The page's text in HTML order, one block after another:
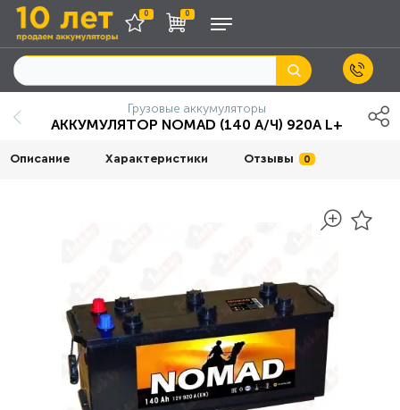
0 0
Грузовые аккумуляторы
АККУМУЛЯТОР NOMAD (140 А/Ч) 920A L+
Описание Характеристики Отзывы 0